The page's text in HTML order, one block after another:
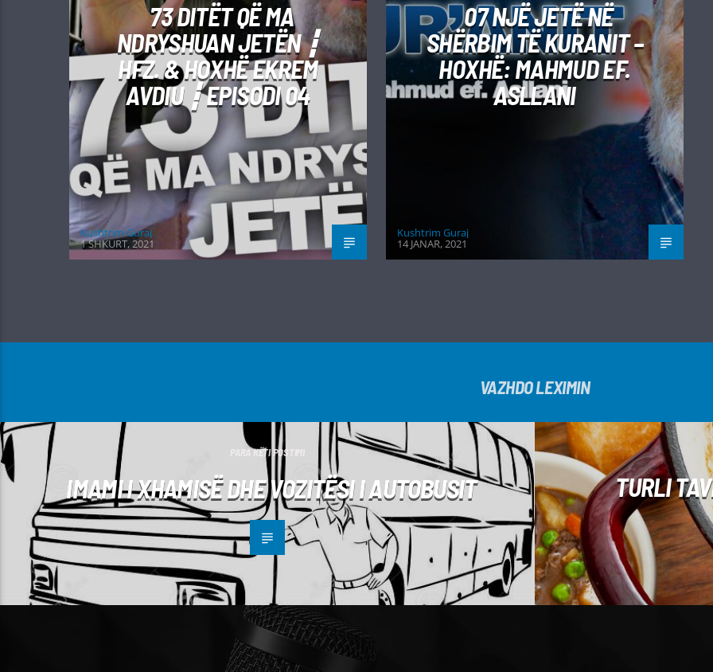
73 DITËT QË MA
NDRYSHUAN JETËN ┇
HFZ. & HOXHË EKREM
AVDIU ┇ EPISODI 04
Kushtrim Guraj
1 SHKURT, 2021
07 NJË JETË NË
SHËRBIM TË KURANIT –
HOXHË: MAHMUD EF.
ASLLANI
Kushtrim Guraj
14 JANAR, 2021
VAZHDO LEXIMIN
PARA KËTI POSTIMI
IMAMI I XHAMISË DHE VOZITËSI I AUTOBUSIT
TURLI